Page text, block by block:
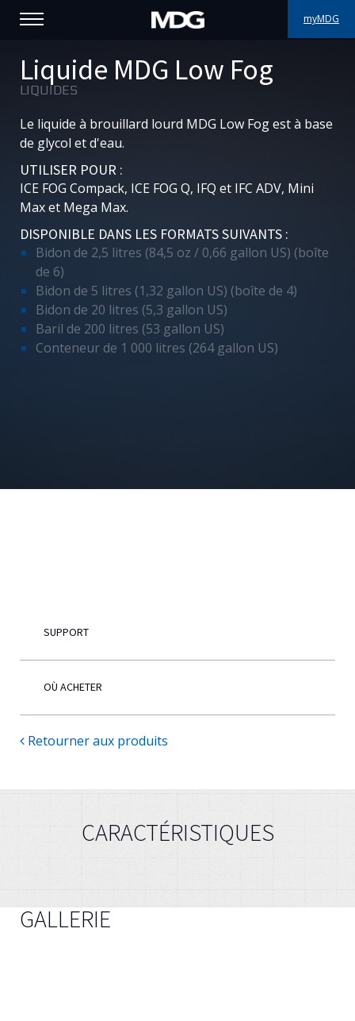
myMDG
PRODUITS
SUPPORT
PORTFOLIO
À PROPOS
OÙ ACHETER
RENCONTREZ-NOUS
ACTUALITÉS
Contactez-nous
Liquide MDG Low Fog
LIQUIDES
Le liquide à brouillard lourd MDG Low Fog est à base
de glycol et d'eau.
UTILISER POUR :
ICE FOG Compack, ICE FOG Q, IFQ et IFC ADV, Mini
Max et Mega Max.
DISPONIBLE DANS LES FORMATS SUIVANTS :
Bidon de 2,5 litres (84,5 oz / 0,66 gallon US) (boîte
de 6)
Bidon de 5 litres (1,32 gallon US) (boîte de 4)
Bidon de 20 litres (5,3 gallon US)
Baril de 200 litres (53 gallon US)
Conteneur de 1 000 litres (264 gallon US)
SUPPORT
OÙ ACHETER
Retourner aux produits
CARACTÉRISTIQUES
GALLERIE